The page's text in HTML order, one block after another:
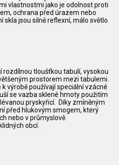
vlastnostmi jako je odolnost proti
ochrana před úrazem nebo
skla jsou silně reflexní, málo světlo
rozdílnou tloušťkou tabulí, vysokou
prostorem mezi tabulemi.
výrobě používají speciální vzácné
se vazba sklené hmoty použitím
pryskyřicí. Díky zmíněným
před hlukovým smogem, který
nebo v průmyslově
obcí.